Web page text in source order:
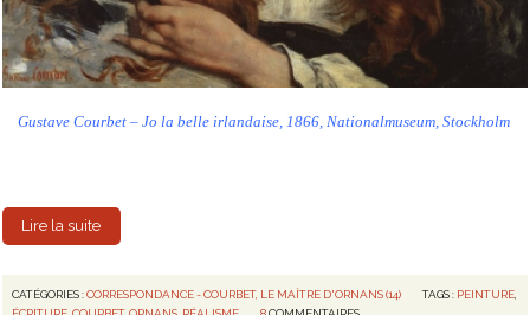
Gustave Courbet – Jo la belle irlandaise, 1866, Nationalmuseum, Stockholm
Lire la suite
CATÉGORIES :CORRESPONDANCE - COURBET, LE MAÎTRE D'ORNANS (14) TAGS : PEINTURE